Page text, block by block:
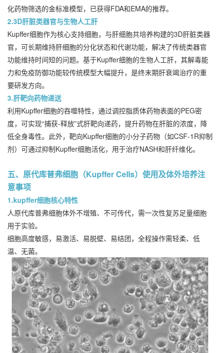
化药物筛选的金标准模型，已获得FDA和EMA的推荐。
2.3D肝脏类器官与生物人工肝
Kupffer细胞作为核心支持细胞，与肝细胞共培养构建的3D肝脏类器
官，可长期维持肝细胞的分化状态和代谢功能，解决了传统类器官
功能维持时间短的问题。基于Kupffer细胞的生物人工肝，其解毒能
力和免疫防御功能较传统模型大幅提升，是终末期肝衰竭治疗的重
要研发方向。
3.肝靶向药物递送
利用Kupffer细胞的吞噬特性，通过调控脂质体药物表面的PEG密
度，可实现“捕获-释放”式肝靶向递药，提升药物在肝脏的浓度，降
低全身毒性。此外，靶向Kupffer细胞的小分子药物（如CSF-1R抑制
剂）可通过抑制Kupffer细胞活化，用于治疗NASH和肝纤维化。
五、原代库普弗细胞（Kupffer Cells）使用及体外培养注
意事项
1.kupffer细胞核心特性
人原代库普弗细胞体外不增殖、不可传代，需一次性复苏足量细胞
用于实验。
细胞高度敏感，易激活、易脱壁、易结团，全程操作需轻柔、低
温、无菌。